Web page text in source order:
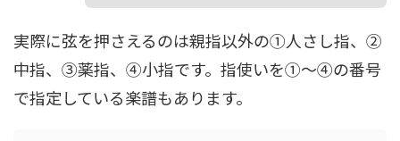
実際に弦を押さえるのは親指以外の①人さし指、②
中指、③薬指、④小指です。指使いを①～④の番号
で指定している楽譜もあります。